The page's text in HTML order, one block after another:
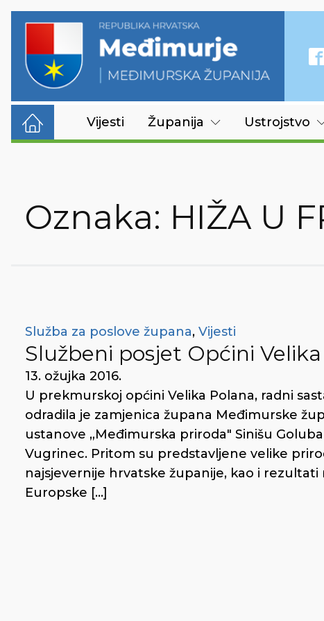
Vijesti Županija Ustrojstvo
Oznaka: HIŽA U
Služba za poslove župana, Vijesti
Službeni posjet Općini
13. ožujka 2016.
U prekmurskoj općini Velika Polana, radni
odradila je zamjenica župana Međimurske
ustanove „Međimurska priroda" Sinišu
Vugrinec. Pritom su predstavljene velike
najsjevernije hrvatske županije, kao i
Europske […]